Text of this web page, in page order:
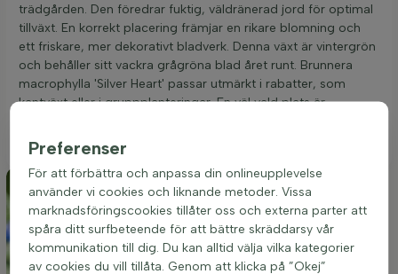
trädgården. Den föredrar fuktig, väldränerad jord för optimal
tillväxt. En korrekt placering främjar en rikare blomning och
ett friskare, mer dekorativt bladverk. Denna växt är vintergrön
och behåller sitt vackra grågröna blad året runt. Brunnera
macrophylla 'Silver Heart' passar utmärkt i rabatter, som
kantväxt eller i gruppplanteringar. En väl vald plats är
trädgården.
Preferenser
För att förbättra och anpassa din onlineupplevelse
använder vi cookies och liknande metoder. Vissa
marknadsföringscookies tillåter oss och externa parter att
spåra ditt surfbeteende för att bättre skräddarsy vår
kommunikation till dig. Du kan alltid välja vilka kategorier
av cookies du vill tillåta. Genom att klicka på ”Okej”